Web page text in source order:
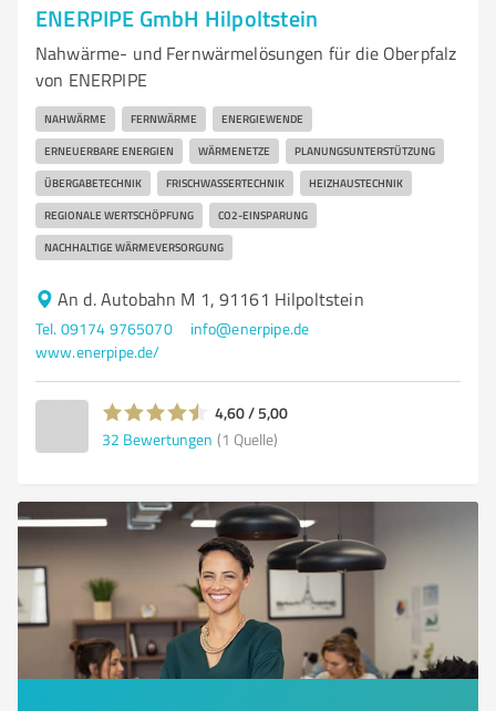
ENERPIPE GmbH Hilpoltstein
Nahwärme- und Fernwärmelösungen für die Oberpfalz
von ENERPIPE
NAHWÄRME FERNWÄRME ENERGIEWENDE
ERNEUERBARE ENERGIEN WÄRMENETZE PLANUNGSUNTERSTÜTZUNG
ÜBERGABETECHNIK FRISCHWASSERTECHNIK HEIZHAUSTECHNIK
REGIONALE WERTSCHÖPFUNG CO2-EINSPARUNG
NACHHALTIGE WÄRMEVERSORGUNG
An d. Autobahn M 1, 91161 Hilpoltstein
Tel. 09174 9765070
info@enerpipe.de
www.enerpipe.de/
4,60 / 5,00
32 Bewertungen (1 Quelle)